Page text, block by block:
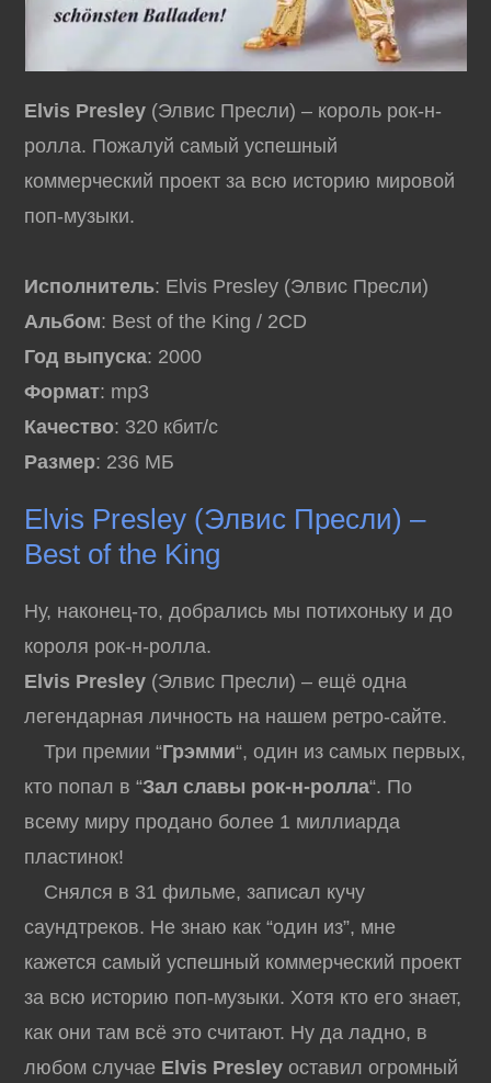
Elvis Presley (Элвис Пресли) – король рок-н-
ролла. Пожалуй самый успешный
коммерческий проект за всю историю мировой
поп-музыки.
Исполнитель: Elvis Presley (Элвис Пресли)
Альбом: Best of the King / 2CD
Год выпуска: 2000
Формат: mp3
Качество: 320 кбит/с
Размер: 236 МБ
Elvis Presley (Элвис Пресли) –
Best of the King
Ну, наконец-то, добрались мы потихоньку и до
короля рок-н-ролла.
Elvis Presley (Элвис Пресли) – ещё одна
легендарная личность на нашем ретро-сайте.
Три премии “Грэмми“, один из самых первых,
кто попал в “Зал славы рок-н-ролла“. По
всему миру продано более 1 миллиарда
пластинок!
Снялся в 31 фильме, записал кучу
саундтреков. Не знаю как “один из”, мне
кажется самый успешный коммерческий проект
за всю историю поп-музыки. Хотя кто его знает,
как они там всё это считают. Ну да ладно, в
любом случае Elvis Presley оставил огромный